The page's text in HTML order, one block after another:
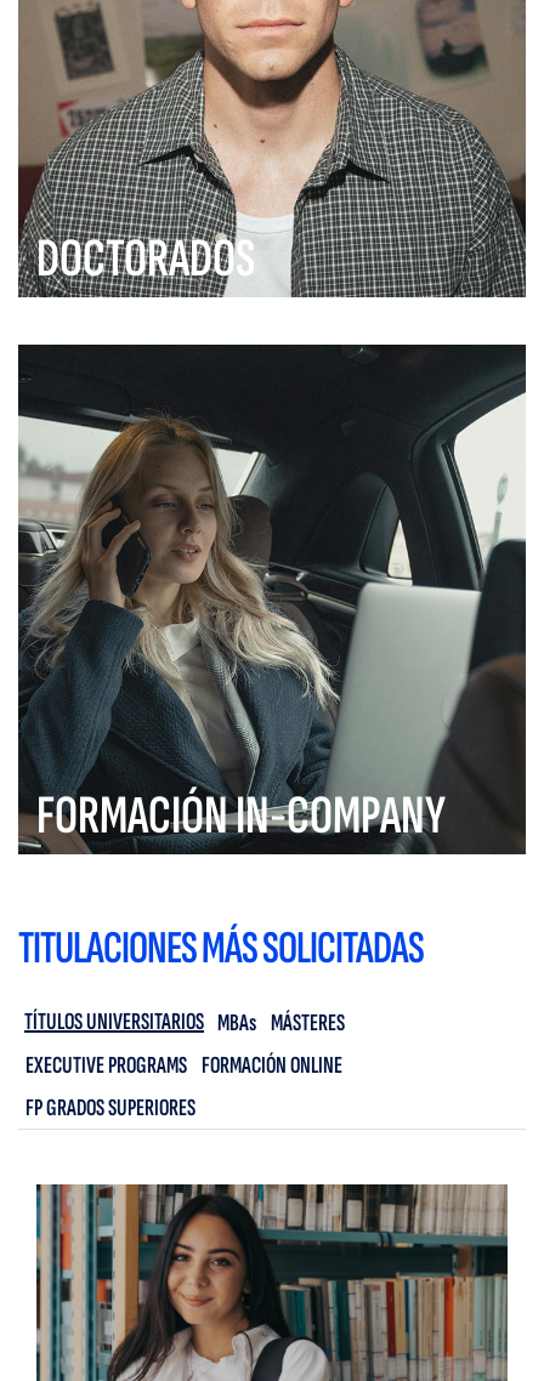
DOCTORADOS
FORMACIÓN IN-COMPANY
TITULACIONES MÁS SOLICITADAS
TÍTULOS UNIVERSITARIOS MBAs MÁSTERES
EXECUTIVE PROGRAMS FORMACIÓN ONLINE
FP GRADOS SUPERIORES